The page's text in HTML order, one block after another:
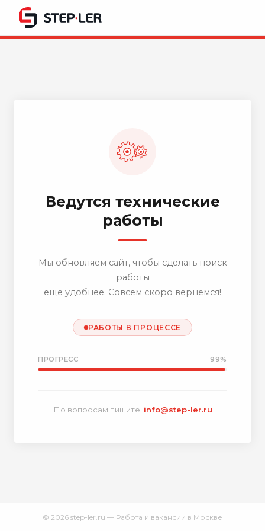
Ведутся технические
работы
Мы обновляем сайт, чтобы сделать поиск
работы
ещё удобнее. Совсем скоро вернёмся!
РАБОТЫ В ПРОЦЕССЕ
ПРОГРЕСС 99%
По вопросам пишите: info@step-ler.ru
© 2026 step-ler.ru — Работа и вакансии в Москве